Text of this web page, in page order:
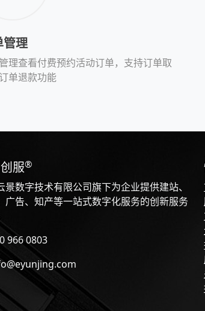
管理
理查看付费预约活动订单，支持订单取
单退款功能
服®
景数字技术有限公司旗下为企业提供建站、
广告、知产等一站式数字化服务的创新服务
966 0803